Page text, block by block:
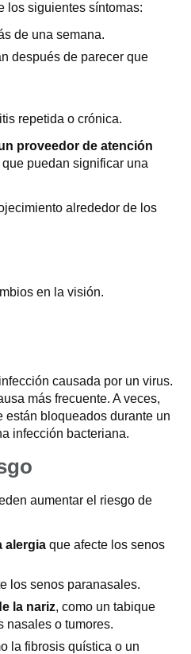
los siguientes síntomas:
de una semana.
después de parecer que
repetida o crónica.
proveedor de atención
puedan significar una
alrededor de los
en la visión.
causada por un virus.
más frecuente. A veces,
están bloqueados durante un
infección bacteriana.
aumentar el riesgo de
alergia que afecte los senos
los senos paranasales.
la nariz, como un tabique
nasales o tumores.
la fibrosis quística o un